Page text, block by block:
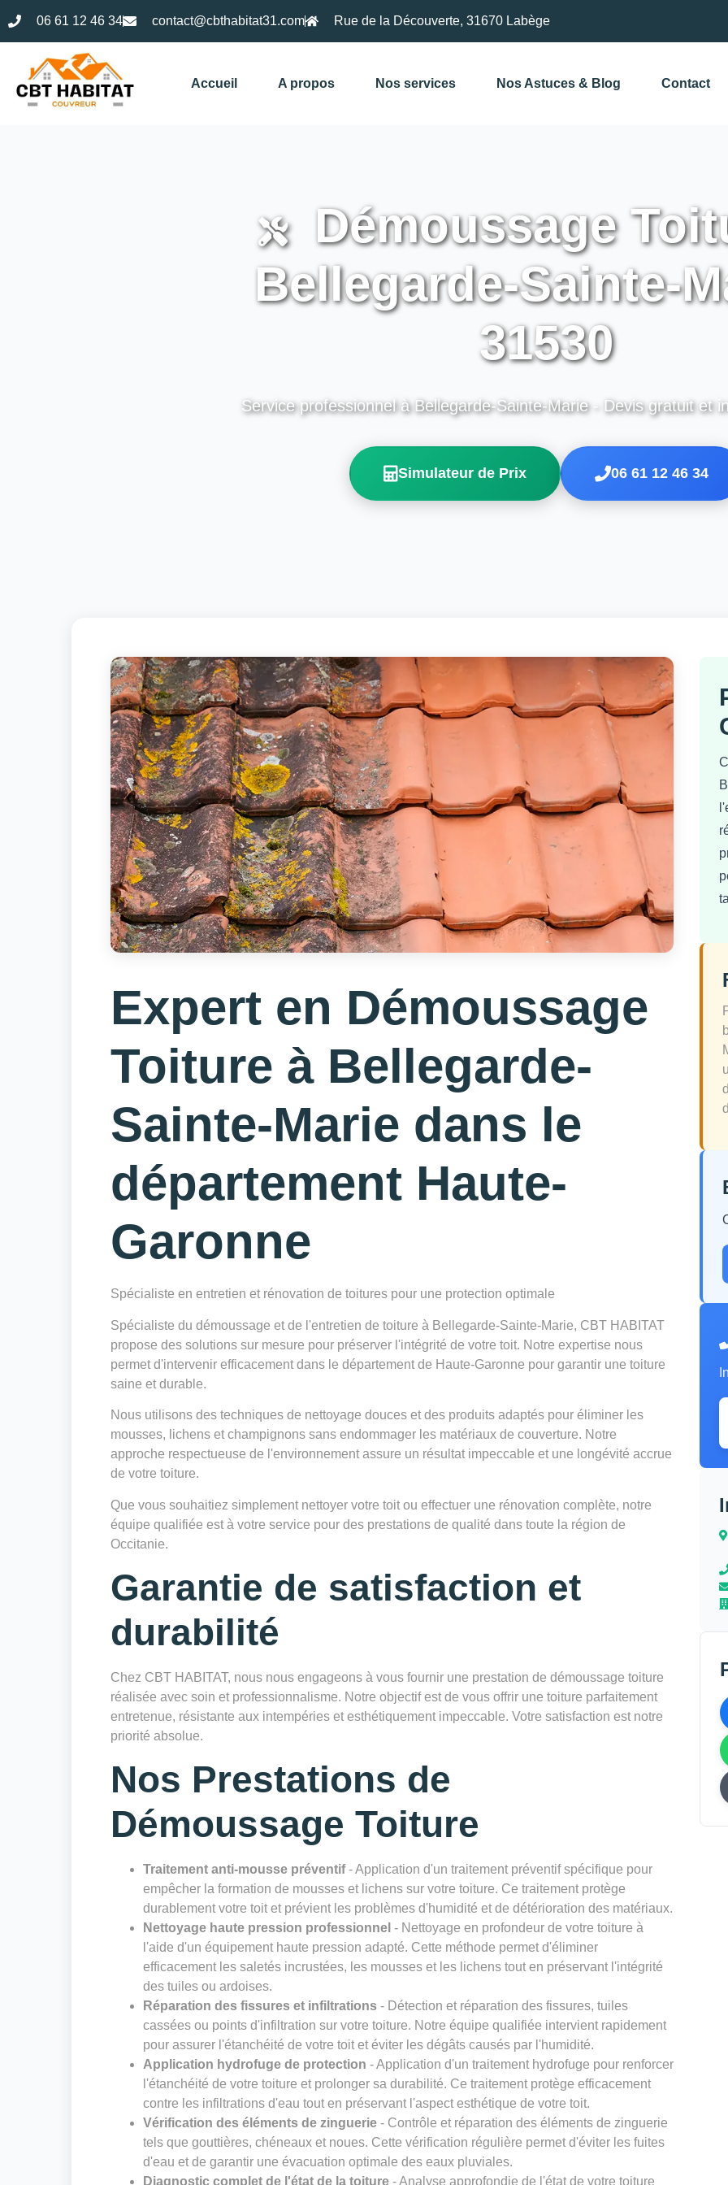
06 61 12 46 34 contact@cbthabitat31.com Rue de la Découverte, 31670 Labège
Accueil A propos Nos services Nos Astuces & Blog Contact
Démoussage
Bellegarde-Sainte-
31530
Service professionnel à Bellegarde-Sainte-Marie - Devis gratuit et
Simulateur de Prix 06 61 12 46 34
Expert en Démoussage
Toiture à Bellegarde-
Sainte-Marie dans le
département Haute-
Garonne
Spécialiste en entretien et rénovation de toitures pour une protection optimale
Spécialiste du démoussage et de l'entretien de toiture à Bellegarde-Sainte-Marie, CBT HABITAT
propose des solutions sur mesure pour préserver l'intégrité de votre toit. Notre expertise nous
permet d'intervenir efficacement dans le département de Haute-Garonne pour garantir une toiture
saine et durable.
Nous utilisons des techniques de nettoyage douces et des produits adaptés pour éliminer les
mousses, lichens et champignons sans endommager les matériaux de couverture. Notre
approche respectueuse de l'environnement assure un résultat impeccable et une longévité accrue
de votre toiture.
Que vous souhaitiez simplement nettoyer votre toit ou effectuer une rénovation complète, notre
équipe qualifiée est à votre service pour des prestations de qualité dans toute la région de
Occitanie.
Garantie de satisfaction et
durabilité
Chez CBT HABITAT, nous nous engageons à vous fournir une prestation de démoussage toiture
réalisée avec soin et professionnalisme. Notre objectif est de vous offrir une toiture parfaitement
entretenue, résistante aux intempéries et esthétiquement impeccable. Votre satisfaction est notre
priorité absolue.
Nos Prestations de
Démoussage Toiture
Traitement anti-mousse préventif- Application d'un traitement préventif spécifique pour
empêcher la formation de mousses et lichens sur votre toiture. Ce traitement protège
durablement votre toit et prévient les problèmes d'humidité et de détérioration des matériaux.
Nettoyage haute pression professionnel - Nettoyage en profondeur de votre toiture à
l'aide d'un équipement haute pression adapté. Cette méthode permet d'éliminer
efficacement les saletés incrustées, les mousses et les lichens tout en préservant l'intégrité
des tuiles ou ardoises.
Réparation des fissures et infiltrations - Détection et réparation des fissures, tuiles
cassées ou points d'infiltration sur votre toiture. Notre équipe qualifiée intervient rapidement
pour assurer l'étanchéité de votre toit et éviter les dégâts causés par l'humidité.
Application hydrofuge de protection - Application d'un traitement hydrofuge pour renforcer
l'étanchéité de votre toiture et prolonger sa durabilité. Ce traitement protège efficacement
contre les infiltrations d'eau tout en préservant l'aspect esthétique de votre toit.
Vérification des éléments de zinguerie - Contrôle et réparation des éléments de zinguerie
tels que gouttières, chéneaux et noues. Cette vérification régulière permet d'éviter les fuites
d'eau et de garantir une évacuation optimale des eaux pluviales.
Diagnostic complet de l'état de la toiture - Analyse approfondie de l'état de votre toiture